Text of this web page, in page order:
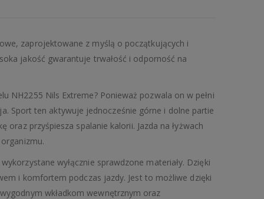
zaprojektowane z myślą o początkujących i
jakość gwarantuje trwałość i odporność na
NH2255 Nils Extreme? Ponieważ pozwala on w pełni
Sport ten aktywuje jednocześnie górne i dolne partie
oraz przyśpiesza spalanie kalorii. Jazda na łyżwach
wyłącznie sprawdzone materiały. Dzięki
i komfortem podczas jazdy. Jest to możliwe dzięki
wkładkom wewnętrznym oraz